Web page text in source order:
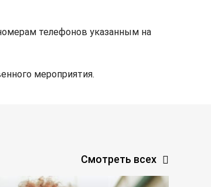
телефонов указанным на
мероприятия.
Смотреть всех